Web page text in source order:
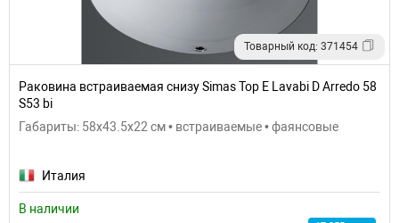
Товарный код: 371454
Раковина встраиваемая снизу Simas Top E Lavabi D Arredo 58
S53 bi
Габариты: 58x43.5x22 см • встраиваемые • фаянсовые
Италия
В наличии